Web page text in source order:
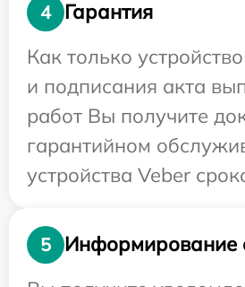
4
Гарантия
Как только
и подписания акта
работ Вы получите
гарантийном
устройства Veber
5
Информирование